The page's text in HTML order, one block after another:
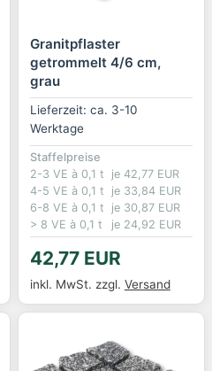
Granitpflaster
getrommelt 4/6 cm,
grau
Lieferzeit: ca. 3-10
Werktage
Staffelpreise
2-3 VE à 0,1 t
je 42,77 EUR
4-5 VE à 0,1 t
je 33,84 EUR
6-8 VE à 0,1 t
je 30,87 EUR
> 8 VE à 0,1 t
je 24,92 EUR
42,77 EUR
inkl. MwSt. zzgl. Versand